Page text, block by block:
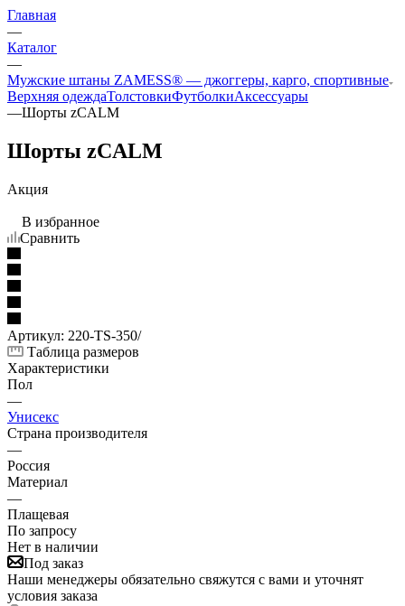
Главная
—
Каталог
—
Мужские штаны ZAMESS® — джоггеры, карго, спортивные
Верхняя одеждаТолстовкиФутболкиАксессуары
—Шорты zCALM
Шорты zCALM
Акция
В избранное
Сравнить
Артикул: 220-TS-350/
Таблица размеров
Характеристики
Пол
—
Унисекс
Страна производителя
—
Россия
Материал
—
Плащевая
По запросу
Нет в наличии
Под заказ
Наши менеджеры обязательно свяжутся с вами и уточнят
условия заказа